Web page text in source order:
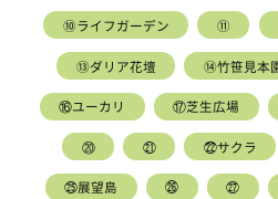
⑩ライフガーデン ⑪
⑬ダリア花壇 ⑭竹笹見本
⑯ユーカリ ⑰芝生広場
⑳ ㉑ ㉒サクラ
㉕展望島 ㉖ ㉗